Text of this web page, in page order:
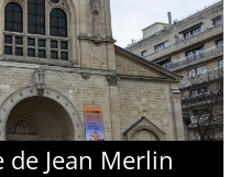
de Jean Merlin